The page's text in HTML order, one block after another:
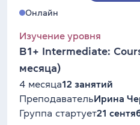
Онлайн
Изучение уровня
B1+ Intermediate:
месяца)
4 месяца12 занятий
ПреподавательИрина
Группа стартует21